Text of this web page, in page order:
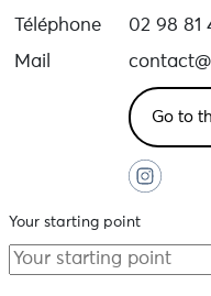
Téléphone
02 98 81
Mail
Go to
Your starting point